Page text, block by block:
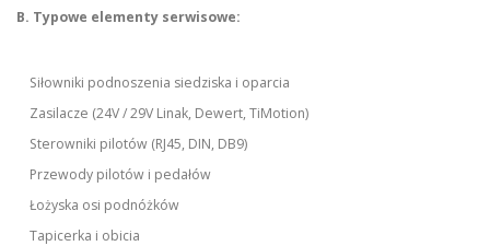
B. Typowe elementy serwisowe:
Siłowniki podnoszenia siedziska i oparcia
Zasilacze (24V / 29V Linak, Dewert, TiMotion)
Sterowniki pilotów (RJ45, DIN, DB9)
Przewody pilotów i pedałów
Łożyska osi podnóżków
Tapicerka i obicia